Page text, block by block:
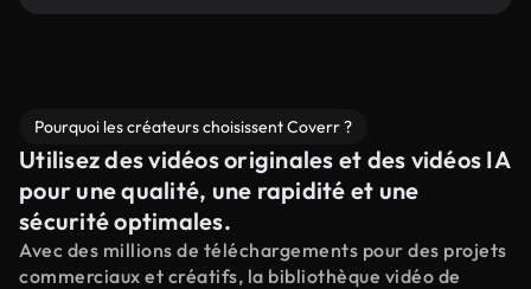
Pourquoi les créateurs choisissent Coverr ?
Utilisez des vidéos originales et des vidéos IA
pour une qualité, une rapidité et une
sécurité optimales.
Avec des millions de téléchargements pour des projets
commerciaux et créatifs, la bibliothèque vidéo de